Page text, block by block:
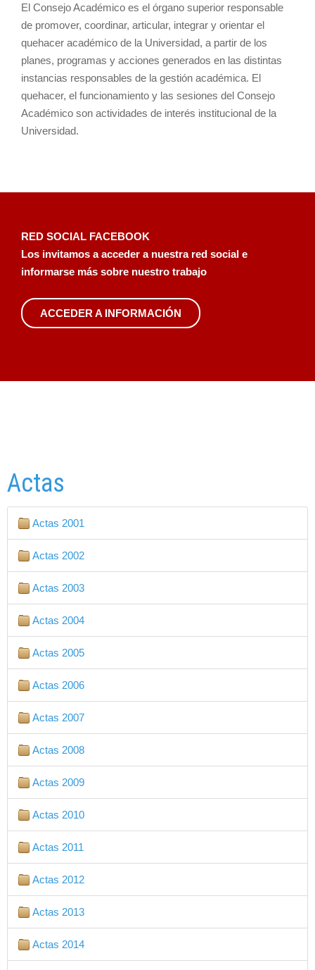
El Consejo Académico es el órgano superior responsable
de promover, coordinar, articular, integrar y orientar el
quehacer académico de la Universidad, a partir de los
planes, programas y acciones generados en las distintas
instancias responsables de la gestión académica. El
quehacer, el funcionamiento y las sesiones del Consejo
Académico son actividades de interés institucional de la
Universidad.
RED SOCIAL FACEBOOK
Los invitamos a acceder a nuestra red social e
informarse más sobre nuestro trabajo
ACCEDER A INFORMACIÓN
Actas
Actas 2001
Actas 2002
Actas 2003
Actas 2004
Actas 2005
Actas 2006
Actas 2007
Actas 2008
Actas 2009
Actas 2010
Actas 2011
Actas 2012
Actas 2013
Actas 2014